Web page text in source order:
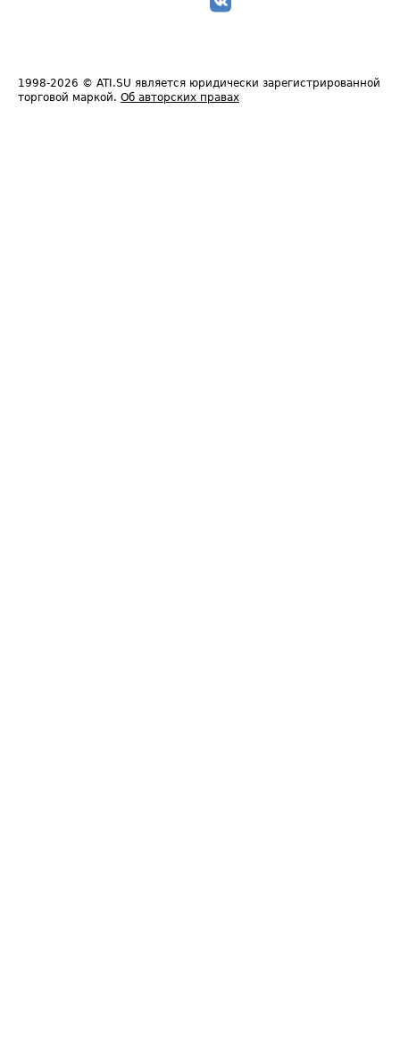
1998-2026 © ATI.SU является юридически зарегистрированной
торговой маркой. Об авторских правах